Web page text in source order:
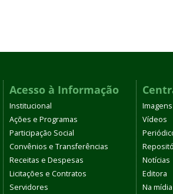
Acesso à Informação
Institucional
Ações e Programas
Participação Social
Convênios e Transferências
Receitas e Despesas
Licitações e Contratos
Servidores
Imagens
Vídeos
Notícias
Editora
Na mídia